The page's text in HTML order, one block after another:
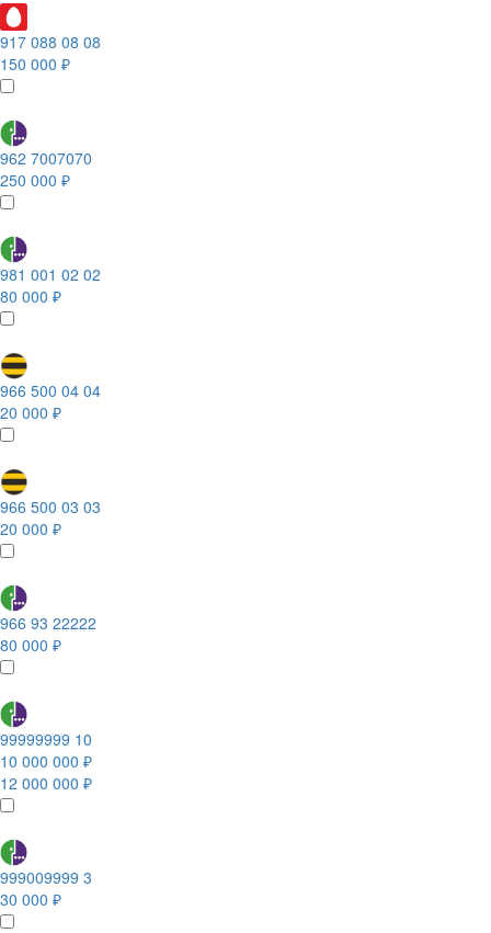
917 088 08 08
150 000 ₽
962 7007070
250 000 ₽
981 001 02 02
80 000 ₽
966 500 04 04
20 000 ₽
966 500 03 03
20 000 ₽
966 93 22222
80 000 ₽
99999999 10
10 000 000 ₽
12 000 000 ₽
999009999 3
30 000 ₽